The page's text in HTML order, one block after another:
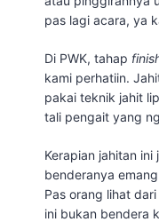
pas lagi acara, ya
Di PWK, tahap
kami perhatiin.
pakai teknik jahit
tali pengait yang
Kerapian jahitan
benderanya
Pas orang lihat
ini bukan bendera